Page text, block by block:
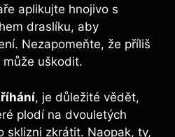
aplikujte hnojivo s
draslíku, aby
Nezapomeňte, že příliš
může uškodit.
, je důležité vědět,
plodí na dvouletých
sklizni zkrátit. Naopak,‍ ty,